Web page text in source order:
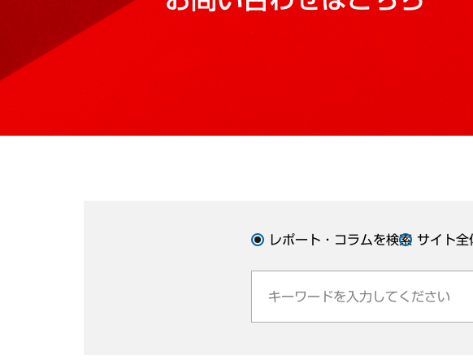
レポート・コラムを検索 サイト全